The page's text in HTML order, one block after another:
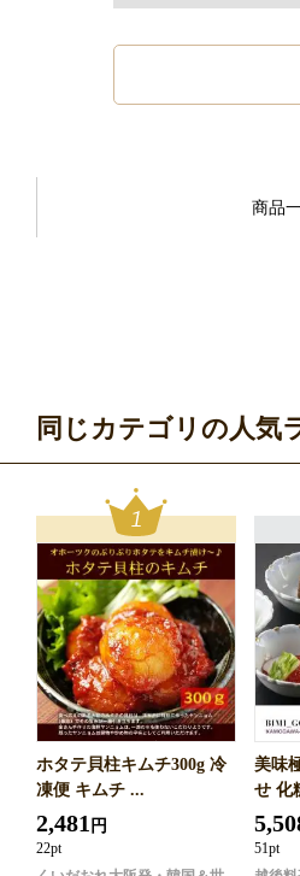
商品
同じカテゴリの人気
ホタテ貝柱キムチ300g 冷
凍便 キムチ ...
2,481 円
22pt
美味
せ 化
51pt